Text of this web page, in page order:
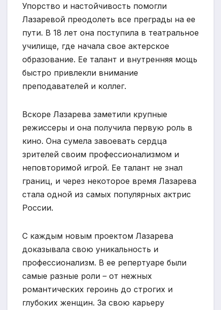
Упорство и настойчивость помогли
Лазаревой преодолеть все преграды на ее
пути. В 18 лет она поступила в театральное
училище, где начала свое актерское
образование. Ее талант и внутренняя мощь
быстро привлекли внимание
преподавателей и коллег.
Вскоре Лазарева заметили крупные
режиссеры и она получила первую роль в
кино. Она сумела завоевать сердца
зрителей своим профессионализмом и
неповторимой игрой. Ее талант не знал
границ, и через некоторое время Лазарева
стала одной из самых популярных актрис
России.
С каждым новым проектом Лазарева
доказывала свою уникальность и
профессионализм. В ее репертуаре были
самые разные роли – от нежных
романтических героинь до строгих и
глубоких женщин. За свою карьеру